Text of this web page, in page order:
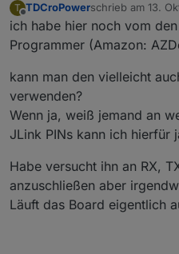
T
Offline
TDCroPowerschrieb am 13.
zuletzt editiert
ich habe hier noch vom
Programmer (Amazon:
kann man den vielleicht
verwenden?
Wenn ja, weiß jemand an
JLink PINs kann ich hierfür
Habe versucht ihn an RX,
anzuschließen aber
Läuft das Board eigentlich